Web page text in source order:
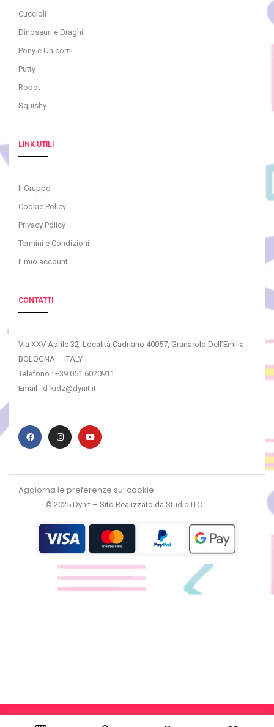
Cuccioli
Dinosauri e Draghi
Pony e Unicorni
Putty
Robot
Squishy
LINK UTILI
Il Gruppo
Cookie Policy
Privacy Policy
Termini e Condizioni
Il mio account
CONTATTI
Via XXV Aprile 32, Località Cadriano 40057, Granarolo Dell’Emilia
BOLOGNA – ITALY
Telefono : +39 051 6020911
Email : d-kidz@dynit.it
Aggiorna le preferenze sui cookie
© 2025 Dynit – Sito Realizzato da Studio ITC